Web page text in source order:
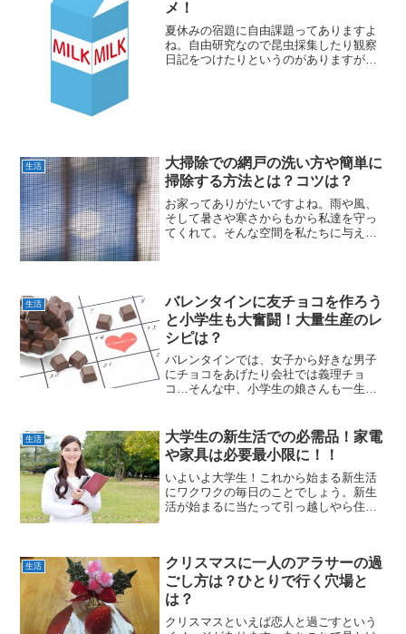
メ！
夏休みの宿題に自由課題ってありますよ
ね。自由研究なので昆虫採集したり観察
日記をつけたりというのがありますが、
生活
大掃除での網戸の洗い方や簡単に
掃除する方法とは？コツは？
お家ってありがたいですよね。雨や風、
そして暑さや寒さからもから私達を守っ
てくれて。そんな空間を私たちに与えて
生活
バレンタインに友チョコを作ろう
と小学生も大奮闘！大量生産のレ
シピは？
バレンタインでは、女子から好きな男子
にチョコをあげたり会社では義理チョ
コ…そんな中、小学生の娘さんも一生懸
してくれるので、もうお菓子作りもバッ
チリだと思います。そして...
生活
大学生の新生活での必需品！家電
や家具は必要最小限に！！
いよいよ大学生！これから始まる新生活
にワクワクの毎日のことでしょう。新生
活が始まるに当たって引っ越しやら住民
を揃えておかないといけま...
生活
クリスマスに一人のアラサーの過
ごし方は？ひとりで行く穴場と
は？
クリスマスといえば恋人と過ごすという